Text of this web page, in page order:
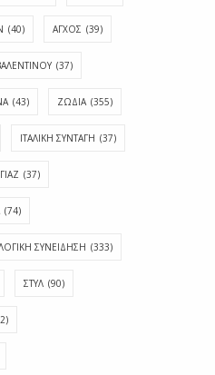
(40) ΑΓΧΟΣ (39)
(37)
(43) ΖΩΔΙΑ (355)
ΙΤΑΛΙΚΗ ΣΥΝΤΑΓΗ (37)
(37)
(74)
ΣΥΝΕΙΔΗΣΗ (333)
ΣΤΥΛ (90)